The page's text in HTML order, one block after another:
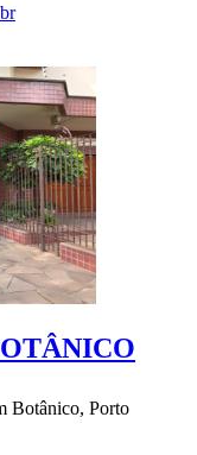
Botânico, Porto